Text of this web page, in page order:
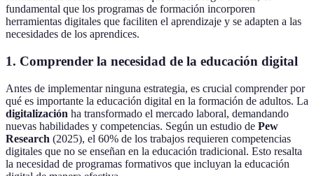
fundamental que los programas de formación incorporen
herramientas digitales que faciliten el aprendizaje y se adapten a las
necesidades de los aprendices.
1. Comprender la necesidad de la educación digital
Antes de implementar ninguna estrategia, es crucial comprender por
qué es importante la educación digital en la formación de adultos. La
digitalización ha transformado el mercado laboral, demandando
nuevas habilidades y competencias. Según un estudio de Pew
Research (2025), el 60% de los trabajos requieren competencias
digitales que no se enseñan en la educación tradicional. Esto resalta
la necesidad de programas formativos que incluyan la educación